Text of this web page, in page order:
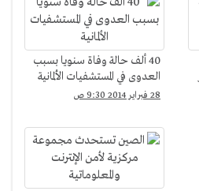
40 ألف حالة وفاة سنويا بسبب
العدوى في المستشفيات الألمانية
28 فبراير 2014 9:30 ص